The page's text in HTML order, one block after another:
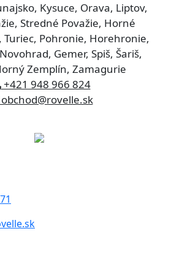
Kysuce, Orava, Liptov,
Stredné Považie, Horné
Turiec, Pohronie, Horehronie,
Gemer, Spiš, Šariš,
Zemplín, Zamagurie
+421 948 966 824